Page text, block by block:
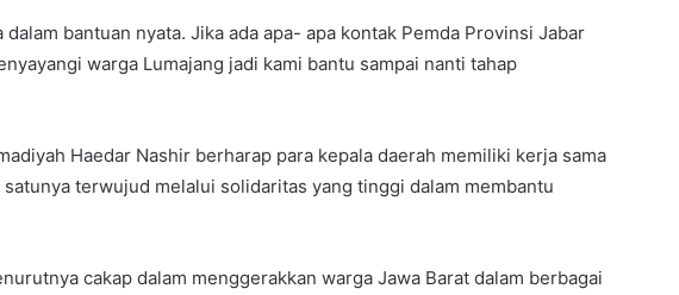
bantuan nyata. Jika ada apa- apa kontak Pemda Provinsi Jabar
warga Lumajang jadi kami bantu sampai nanti tahap
Haedar Nashir berharap para kepala daerah memiliki kerja sama
terwujud melalui solidaritas yang tinggi dalam membantu
cakap dalam menggerakkan warga Jawa Barat dalam berbagai